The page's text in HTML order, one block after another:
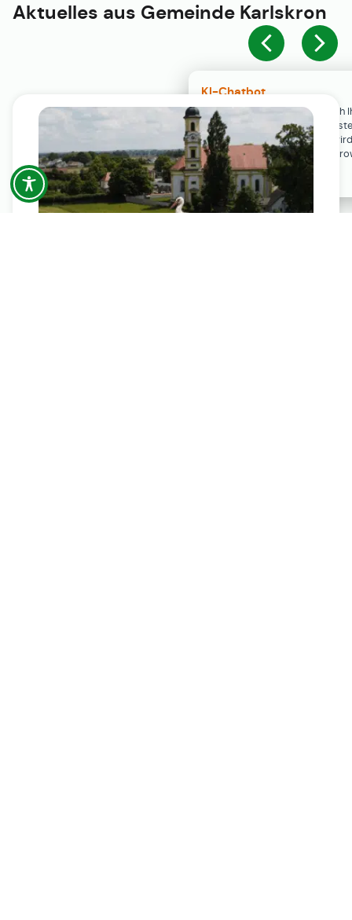
KI-Chatbot
Der KI-Chatbot steht erst nach
Einwilligung in den Cookie-
Verfügung. Der Chat-Verlauf
ausschließlich lokal in Ihrem
gespeichert.
Aktuelles aus Gemeinde Karlskron